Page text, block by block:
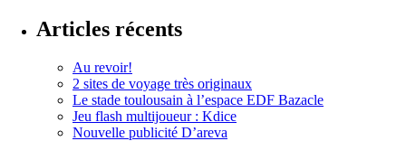
Articles récents
Au revoir!
2 sites de voyage très originaux
Le stade toulousain à l’espace EDF Bazacle
Jeu flash multijoueur : Kdice
Nouvelle publicité D’areva